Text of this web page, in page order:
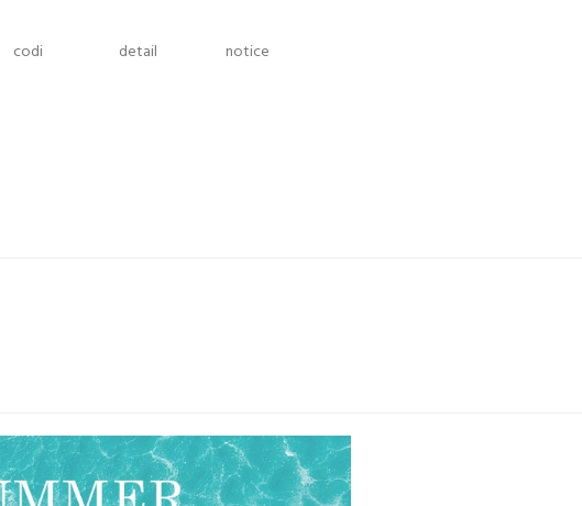
codi detail notice